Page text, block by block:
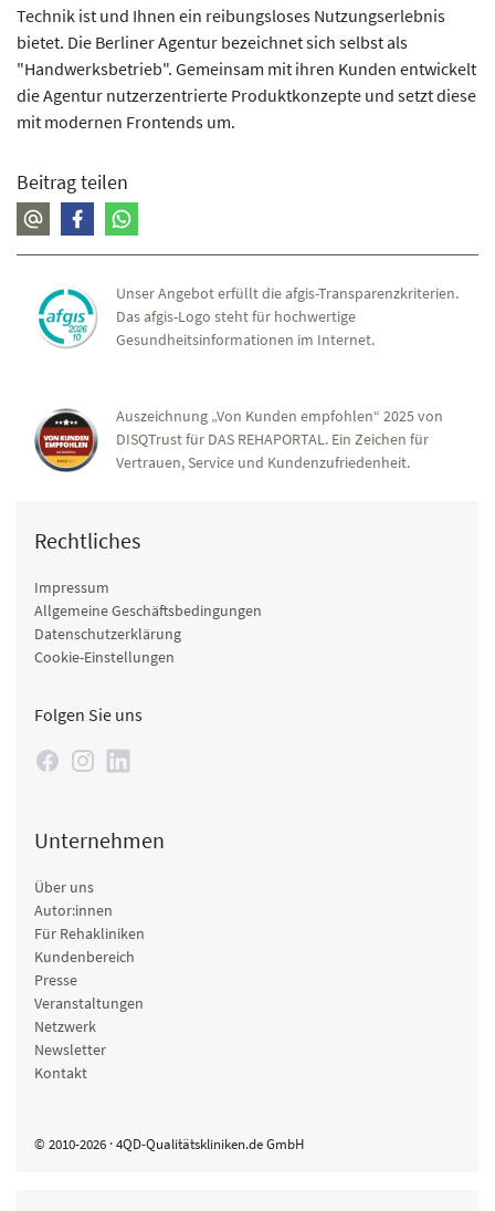
Technik ist und Ihnen ein reibungsloses Nutzungserlebnis
bietet. Die Berliner Agentur bezeichnet sich selbst als
"Handwerksbetrieb". Gemeinsam mit ihren Kunden entwickelt
die Agentur nutzerzentrierte Produktkonzepte und setzt diese
mit modernen Frontends um.
Beitrag teilen
Unser Angebot erfüllt die afgis-Transparenzkriterien.
Das afgis-Logo steht für hochwertige
Gesundheitsinformationen im Internet.
Auszeichnung „Von Kunden empfohlen“ 2025 von
DISQTrust für DAS REHAPORTAL. Ein Zeichen für
Vertrauen, Service und Kundenzufriedenheit.
Rechtliches
Impressum
Allgemeine Geschäftsbedingungen
Datenschutzerklärung
Cookie-Einstellungen
Folgen Sie uns
Unternehmen
Über uns
Autor:innen
Für Rehakliniken
Kundenbereich
Presse
Veranstaltungen
Netzwerk
Newsletter
Kontakt
© 2010-2026 · 4QD-Qualitätskliniken.de GmbH